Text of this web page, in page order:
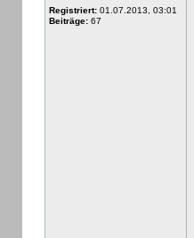
Registriert:01.07.2013, 03:01
Beiträge:67